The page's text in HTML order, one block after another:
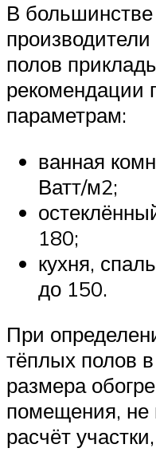
В большинстве
производители
полов
рекомендации
параметрам:
ванная
Ватт/м2;
180;
кухня,
до 150.
При
тёплых полов
размера
помещения, не
расчёт